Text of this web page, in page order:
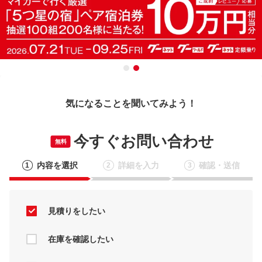
気になることを聞いてみよう！
無料 今すぐお問い合わせ
1 内容を選択 2 詳細を入力 3 確認・送信
見積りをしたい
在庫を確認したい